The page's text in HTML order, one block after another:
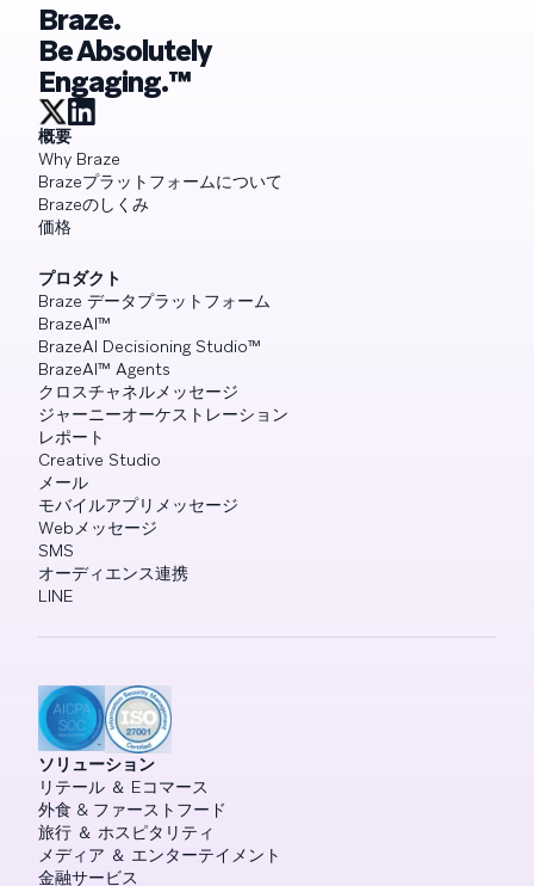
Braze.
Be Absolutely
Engaging.™
概要
Why Braze
Brazeプラットフォームについて
Brazeのしくみ
価格
プロダクト
Braze データプラットフォーム
BrazeAI™
BrazeAI Decisioning Studio™
BrazeAI™ Agents
クロスチャネルメッセージ
ジャーニーオーケストレーション
レポート
Creative Studio
メール
モバイルアプリメッセージ
Webメッセージ
SMS
オーディエンス連携
LINE
ソリューション
リテール ＆ Eコマース
外食 & ファーストフード
旅行 ＆ ホスピタリティ
メディア ＆ エンターテイメント
金融サービス